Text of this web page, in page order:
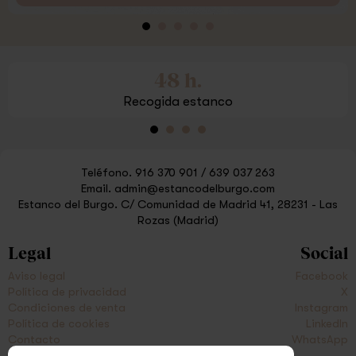
Recogida estanco
Teléfono. 916 370 901 / 639 037 263
Email. admin@estancodelburgo.com
Estanco del Burgo. C/ Comunidad de Madrid 41, 28231 - Las
Rozas (Madrid)
Legal Social